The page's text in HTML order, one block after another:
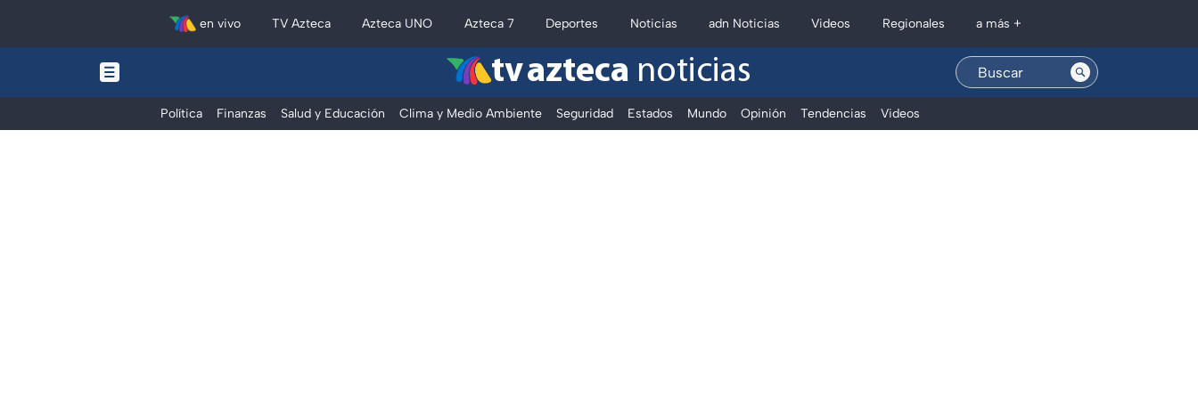
en vivo TV Azteca Azteca UNO Azteca 7 Deportes Noticias adn Noticias Videos Regionales a más +
tv azteca noticias
Política Finanzas Salud y Educación Clima y Medio Ambiente Seguridad Estados Mundo Opinión Tendencias Videos